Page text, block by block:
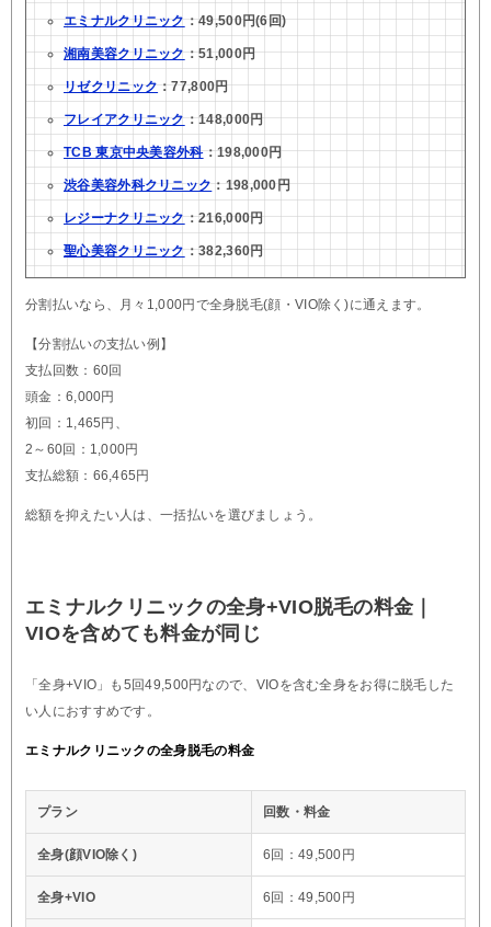
エミナルクリニック：49,500円(6回)
湘南美容クリニック：51,000円
リゼクリニック：77,800円
フレイアクリニック：148,000円
TCB 東京中央美容外科：198,000円
渋谷美容外科クリニック：198,000円
レジーナクリニック：216,000円
聖心美容クリニック：382,360円
分割払いなら、月々1,000円で全身脱毛(顔・VIO除く)に通えます。
【分割払いの支払い例】
支払回数：60回
頭金：6,000円
初回：1,465円、
2～60回：1,000円
支払総額：66,465円
総額を抑えたい人は、一括払いを選びましょう。
エミナルクリニックの全身+VIO脱毛の料金｜
VIOを含めても料金が同じ
「全身+VIO」も5回49,500円なので、VIOを含む全身をお得に脱毛した
い人におすすめです。
エミナルクリニックの全身脱毛の料金
プラン 回数・料金
全身(顔VIO除く) 6回：49,500円
全身+VIO 6回：49,500円